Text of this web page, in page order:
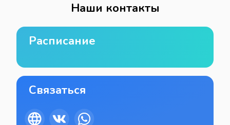
Наши контакты
Расписание
Связаться